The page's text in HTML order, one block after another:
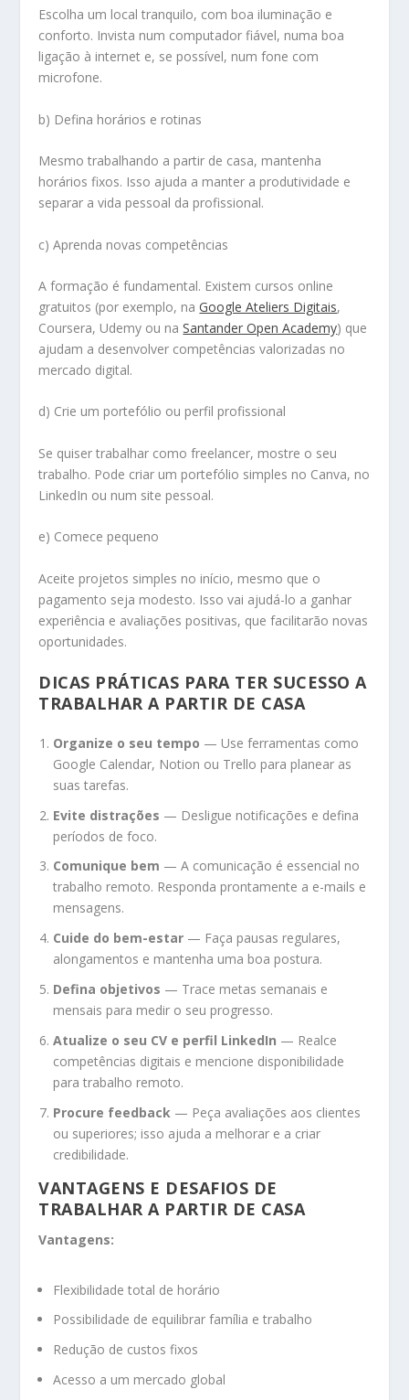
Escolha um local tranquilo, com boa iluminação e
conforto. Invista num computador fiável, numa boa
ligação à internet e, se possível, num fone com
microfone.
b) Defina horários e rotinas
Mesmo trabalhando a partir de casa, mantenha
horários fixos. Isso ajuda a manter a produtividade e
separar a vida pessoal da profissional.
c) Aprenda novas competências
A formação é fundamental. Existem cursos online
gratuitos (por exemplo, naGoogle Ateliers Digitais,
Coursera, Udemy ou naSantander Open Academy) que
ajudam a desenvolver competências valorizadas no
mercado digital.
d) Crie um portefólio ou perfil profissional
Se quiser trabalhar como freelancer, mostre o seu
trabalho. Pode criar um portefólio simples no Canva, no
LinkedIn ou num site pessoal.
e) Comece pequeno
Aceite projetos simples no início, mesmo que o
pagamento seja modesto. Isso vai ajudá-lo a ganhar
experiência e avaliações positivas, que facilitarão novas
oportunidades.
DICAS PRÁTICAS PARA TER SUCESSO A
TRABALHAR A PARTIR DE CASA
Organize o seu tempo — Use ferramentas como
Google Calendar, Notion ou Trello para planear as
suas tarefas.
Evite distrações — Desligue notificações e defina
períodos de foco.
Comunique bem — A comunicação é essencial no
trabalho remoto. Responda prontamente a e-mails e
mensagens.
Cuide do bem-estar — Faça pausas regulares,
alongamentos e mantenha uma boa postura.
Defina objetivos — Trace metas semanais e
mensais para medir o seu progresso.
Atualize o seu CV e perfil LinkedIn — Realce
competências digitais e mencione disponibilidade
para trabalho remoto.
Procure feedback — Peça avaliações aos clientes
ou superiores; isso ajuda a melhorar e a criar
credibilidade.
VANTAGENS E DESAFIOS DE
TRABALHAR A PARTIR DE CASA
Vantagens:
Flexibilidade total de horário
Possibilidade de equilibrar família e trabalho
Redução de custos fixos
Acesso a um mercado global